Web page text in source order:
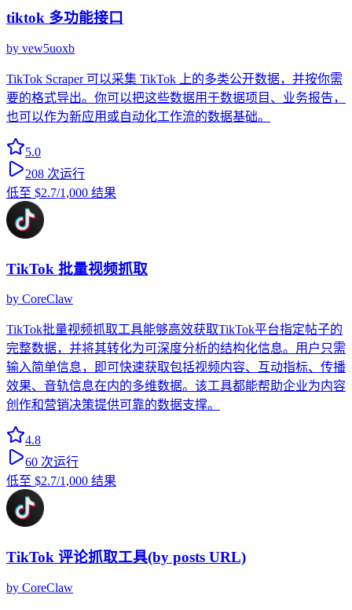
tiktok 多功能接口
by vew5uoxb
TikTok Scraper 可以采集 TikTok 上的多类公开数据，并按你需
要的格式导出。你可以把这些数据用于数据项目、业务报告，
也可以作为新应用或自动化工作流的数据基础。
5.0
208 次运行
低至 $2.7/1,000 结果
TikTok 批量视频抓取
by CoreClaw
TikTok批量视频抓取工具能够高效获取TikTok平台指定帖子的
完整数据，并将其转化为可深度分析的结构化信息。用户只需
输入简单信息，即可快速获取包括视频内容、互动指标、传播
效果、音轨信息在内的多维数据。该工具都能帮助企业为内容
创作和营销决策提供可靠的数据支撑。
4.8
60 次运行
低至 $2.7/1,000 结果
TikTok 评论抓取工具(by posts URL)
by CoreClaw